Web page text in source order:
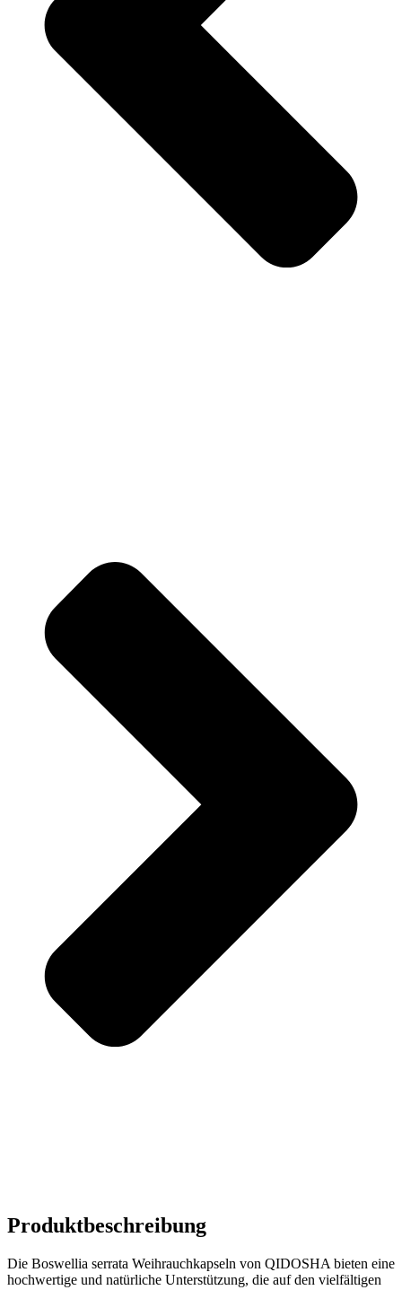
Produktbeschreibung
Die Boswellia serrata Weihrauchkapseln von QIDOSHA bieten eine
hochwertige und natürliche Unterstützung, die auf den vielfältigen